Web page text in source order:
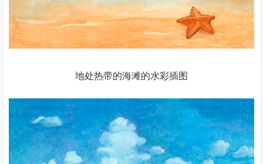
地处热带的海滩的水彩插图